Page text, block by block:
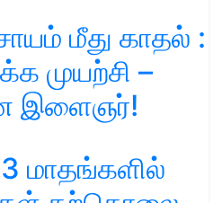
மீது காதல் :
முயற்சி –
இளைஞர்!
3 மாதங்களில்